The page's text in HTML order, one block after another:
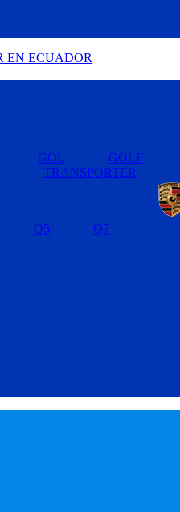
GOL GOLF
TRANSPORTER
Q5 Q7